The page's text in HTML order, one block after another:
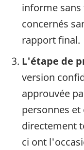
informe
concernés
rapport final.
L'étape de
version
approuvée
personnes
directement
ci ont